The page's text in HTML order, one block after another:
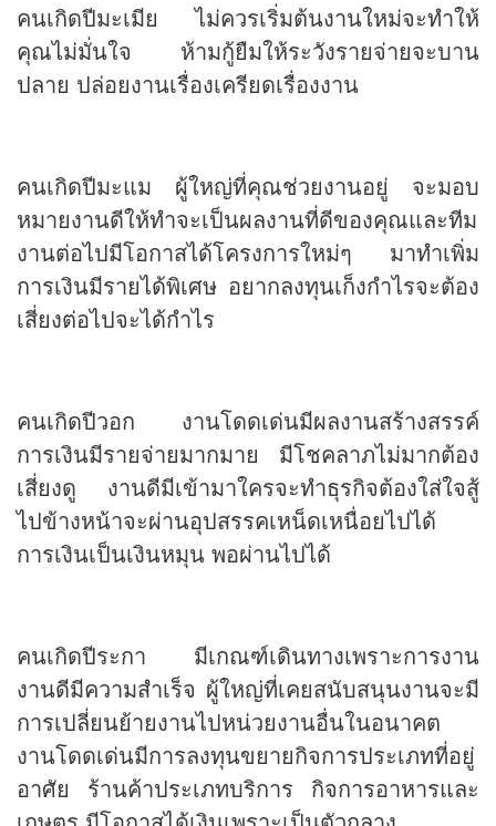
คนเกิดปีมะเมีย ไม่ควรเริ่มต้นงานใหม่จะทำให้
คุณไม่มั่นใจ ห้ามกู้ยืมให้ระวังรายจ่ายจะบาน
ปลาย ปล่อยงานเรื่องเครียดเรื่องงาน
คนเกิดปีมะแม ผู้ใหญ่ที่คุณช่วยงานอยู่ จะมอบ
หมายงานดีให้ทำจะเป็นผลงานที่ดีของคุณและทีม
งานต่อไปมีโอกาสได้โครงการใหม่ๆ มาทำเพิ่ม
การเงินมีรายได้พิเศษ อยากลงทุนเก็งกำไรจะต้อง
เสี่ยงต่อไปจะได้กำไร
คนเกิดปีวอก งานโดดเด่นมีผลงานสร้างสรรค์
การเงินมีรายจ่ายมากมาย มีโชคลาภไม่มากต้อง
เสี่ยงดู งานดีมีเข้ามาใครจะทำธุรกิจต้องใส่ใจสู้
ไปข้างหน้าจะผ่านอุปสรรคเหน็ดเหนื่อยไปได้
การเงินเป็นเงินหมุน พอผ่านไปได้
คนเกิดปีระกา มีเกณฑ์เดินทางเพราะการงาน
งานดีมีความสำเร็จ ผู้ใหญ่ที่เคยสนับสนุนงานจะมี
การเปลี่ยนย้ายงานไปหน่วยงานอื่นในอนาคต
งานโดดเด่นมีการลงทุนขยายกิจการประเภทที่อยู่
อาศัย ร้านค้าประเภทบริการ กิจการอาหารและ